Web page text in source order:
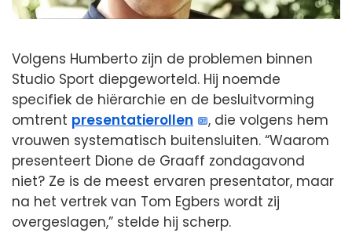
Volgens Humberto zijn de problemen binnen
Studio Sport diepgeworteld. Hij noemde
specifiek de hiërarchie en de besluitvorming
omtrent presentatierollen
, die volgens hem
vrouwen systematisch buitensluiten. “Waarom
presenteert Dione de Graaff zondagavond
niet? Ze is de meest ervaren presentator, maar
na het vertrek van Tom Egbers wordt zij
overgeslagen,” stelde hij scherp.